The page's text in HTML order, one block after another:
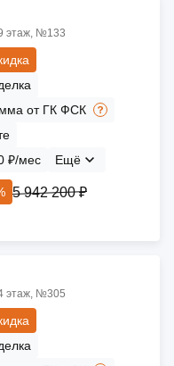
этаж, №133
от ГК ФСК
₽/мес
Ещё
5 942 200 ₽
этаж, №305